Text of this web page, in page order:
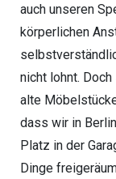
auch unseren
körperlichen
nicht lohnt.
alte
dass wir in
Platz in der
Dinge